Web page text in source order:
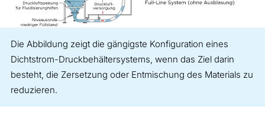
Die Abbildung zeigt die gängigste Konfiguration eines
Dichtstrom-Druckbehältersystems, wenn das Ziel darin
besteht, die Zersetzung oder Entmischung des Materials zu
reduzieren.